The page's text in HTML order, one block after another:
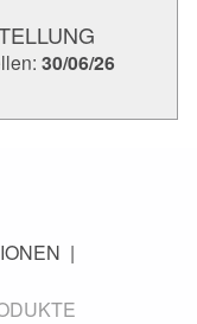
30/06/26